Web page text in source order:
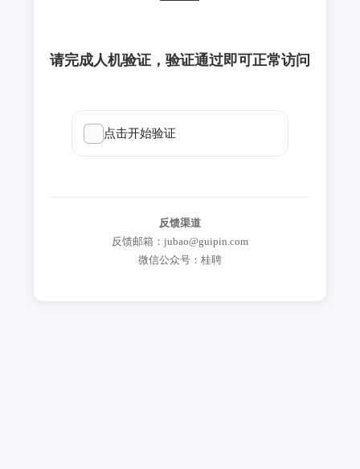
请完成人机验证，验证通过即可正常访问
反馈渠道
反馈邮箱：jubao@guipin.com
微信公众号：桂聘